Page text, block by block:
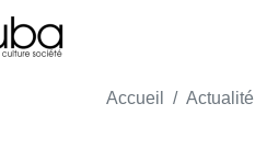
Accueil Actualité